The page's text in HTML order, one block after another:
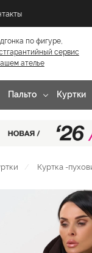
по фигуре,
сервис
ателье
Пальто Куртки
Куртка -